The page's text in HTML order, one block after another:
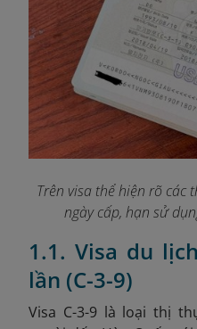
Trên visa thể hiện rõ các
ngày cấp, hạn sử
1.1. Visa du
lần (C-3-9)
Visa C-3-9 là loại thị